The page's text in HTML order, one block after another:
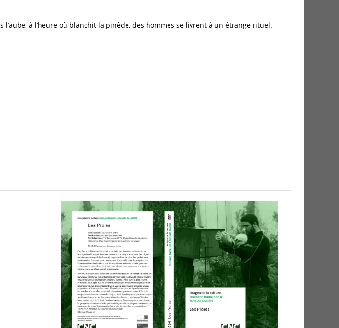
l’aube, à l’heure où blanchit la pinède, des hommes se livrent à un étrange rituel.